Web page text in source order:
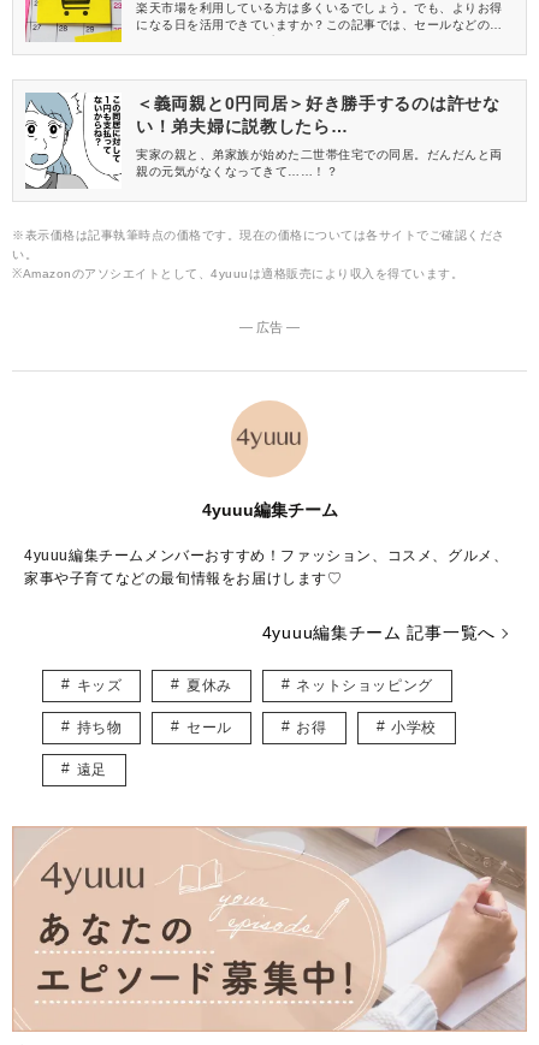
楽天市場を利用している方は多くいるでしょう。でも、よりお得
になる日を活用できていますか？この記事では、セールなどのお
カレンダーでご紹介！イベントの内容もおさらいします。楽天初
ね！
＜義両親と0円同居＞好き勝手するのは許せな
い！弟夫婦に説教したら…
実家の親と、弟家族が始めた二世帯住宅での同居。だんだんと両
親の元気がなくなってきて……！？
※表示価格は記事執筆時点の価格です。現在の価格については各サイトでご確認くださ
い。
※Amazonのアソシエイトとして、4yuuuは適格販売により収入を得ています。
― 広告 ―
4yuuu編集チーム
4yuuu編集チームメンバーおすすめ！ファッション、コスメ、グルメ、
家事や子育てなどの最旬情報をお届けします♡
4yuuu編集チーム 記事一覧へ
キッズ 夏休み ネットショッピング
持ち物 セール お得 小学校
遠足